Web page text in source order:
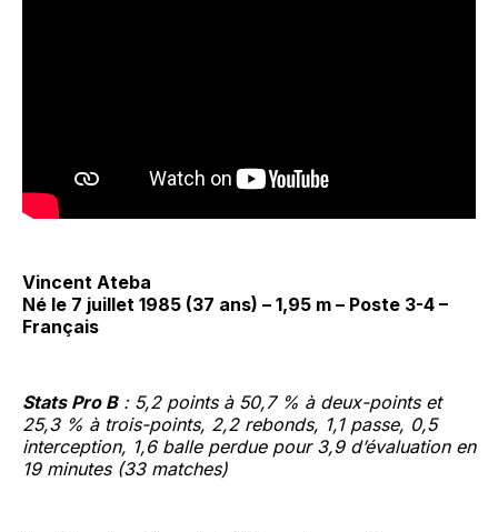
Vincent Ateba
Né le 7 juillet 1985 (37 ans) – 1,95 m – Poste 3-4 –
Français
Stats Pro B: 5,2 points à 50,7 % à deux-points et
25,3 % à trois-points, 2,2 rebonds, 1,1 passe, 0,5
interception, 1,6 balle perdue pour 3,9 d’évaluation en
19 minutes (33 matches)